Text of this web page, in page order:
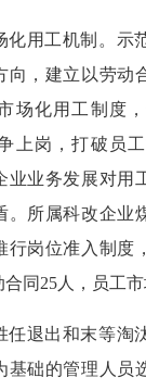
化用工机制。示
向，建立以劳动
场化用工制度
上岗，打破员
业业务发展对用
。所属科改企业
行岗位准入制度
同25人，员工市
任退出和末等淘
基础的管理人员